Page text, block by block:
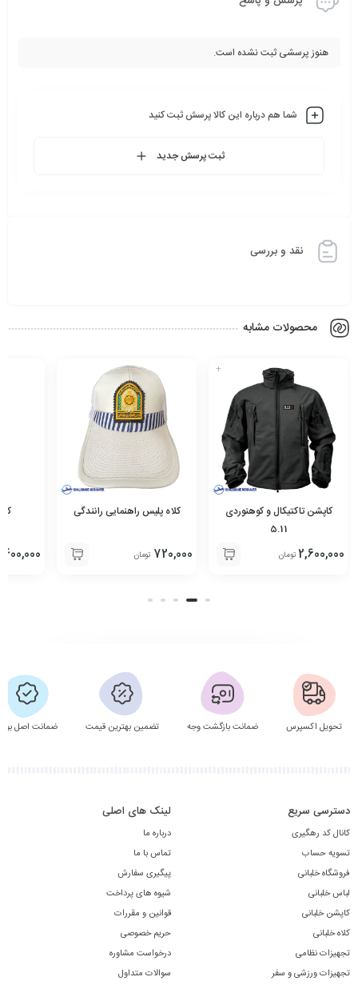
هنوز پرسشی ثبت نشده است.
شما هم درباره این کالا پرسش ثبت کنید
ثبت پرسش جدید
نقد و بررسی
محصولات مشابه
+
کاپشن تاکتیکال و کوهنوردی
5.11
2,600,000 تومان
کلاه پلیس راهنمایی رانندگی
720,000 تومان 400,000
تحویل اکسپرس ضمانت بازگشت وجه تضمین بهترین قیمت ضمانت اصل
دسترسی سریع
کانال کد رهگیری
تسویه حساب
فروشگاه خلبانی
لباس خلبانی
کاپشن خلبانی
کلاه خلبانی
تجهیزات نظامی
تجهیزات ورزشی و سفر
لینک های اصلی
درباره ما
تماس با ما
پیگیری سفارش
شیوه های پرداخت
قوانین و مقررات
حریم خصوصی
درخواست مشاوره
سوالات متداول